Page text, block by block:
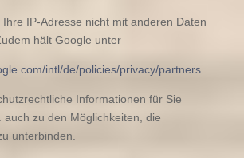
IP-Adresse nicht mit anderen Daten
hält Google unter
intl/de/policies/privacy/partners
Informationen für Sie
auch zu den Möglichkeiten, die
unterbinden.